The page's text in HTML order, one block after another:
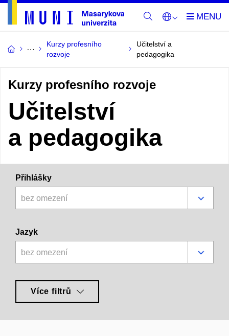
Kurzy profesního
rozvoje
Učitelství a
pedagogika
Kurzy profesního rozvoje
Učitelství
a pedagogika
Přihlášky
bez omezení
Jazyk
bez omezení
Více filtrů